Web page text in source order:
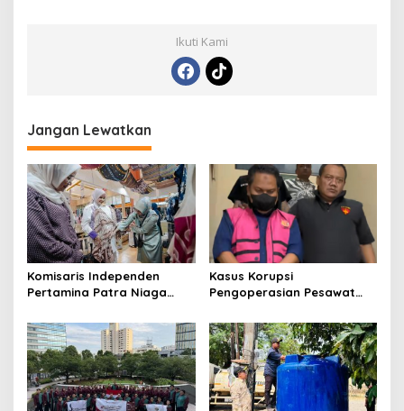
Ikuti Kami
Jangan Lewatkan
Komisaris Independen
Pertamina Patra Niaga
Mitra Binaan dengan
Sentuhan Kemanusiaan dan
Keberlanjutan
Kasus Korupsi
Pengoperasian Pesawat
Development Ditetapkan
Tersangka